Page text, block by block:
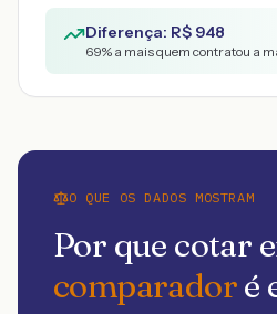
Diferença: R$ 948
69% a mais quem contratou a
O QUE OS DADOS MOSTRAM
Por que cotar
comparadoré